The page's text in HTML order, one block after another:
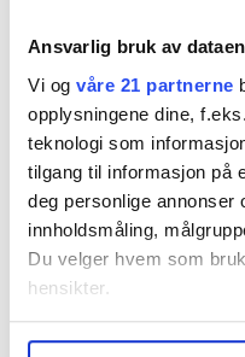
Ansvarlig bruk av
Vi og våre 21 partnerne
opplysningene dine,
teknologi som
tilgang til informasjon på
deg personlige annonser
innholdsmåling,
Du velger hvem som
hensikter.
Undermer infokan du
Grunnbeløpet i
kroner. Inntekt under
ikke opp pensjon av. I
tjenestepensjon
står i en deltidsstilling
heltid.
Når saken kommer
tre andre reglene som